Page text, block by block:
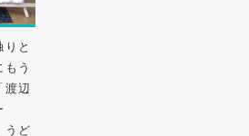
と
う
渡辺
うど